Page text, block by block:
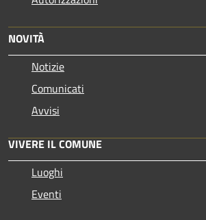
NOVITÀ
Notizie
Comunicati
Avvisi
VIVERE IL COMUNE
Luoghi
Eventi